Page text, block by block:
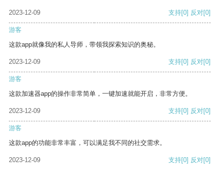
2023-12-09 支持[0] 反对[0]
游客
这款app就像我的私人导师，带领我探索知识的奥秘。
2023-12-09 支持[0] 反对[0]
游客
这款加速器app的操作非常简单，一键加速就能开启，非常方便。
2023-12-09 支持[0] 反对[0]
游客
这款app的功能非常丰富，可以满足我不同的社交需求。
2023-12-09 支持[0] 反对[0]